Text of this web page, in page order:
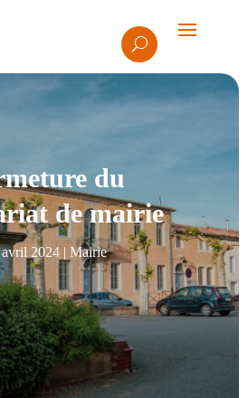
du
de mairie
2024| Mairie